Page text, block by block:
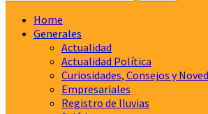
Home
Generales
Actualidad
Actualidad Política
Curiosidades, Consejos y
Empresariales
Registro de lluvias